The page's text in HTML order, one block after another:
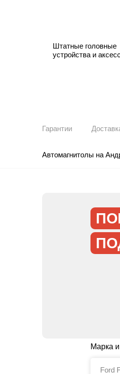
Штатные головные
устройства и
Гарантии
Автомагнитолы на
Марка